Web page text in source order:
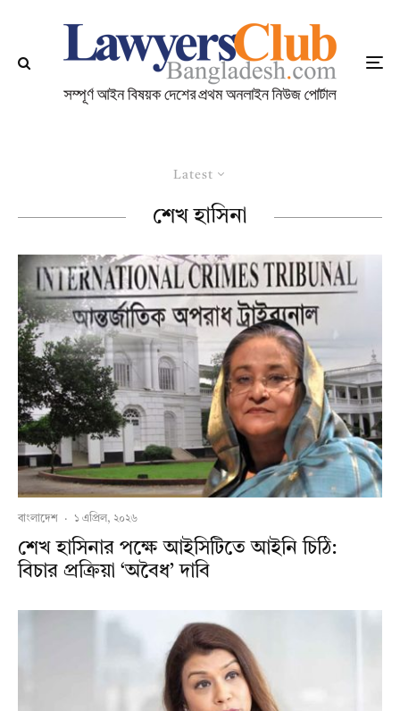
Latest
শেখ হাসিনা
বাংলাদেশ · ১ এপ্রিল, ২০২৬
শেখ হাসিনার পক্ষে আইসিটিতে আইনি চিঠি:
বিচার প্রক্রিয়া ‘অবৈধ’ দাবি